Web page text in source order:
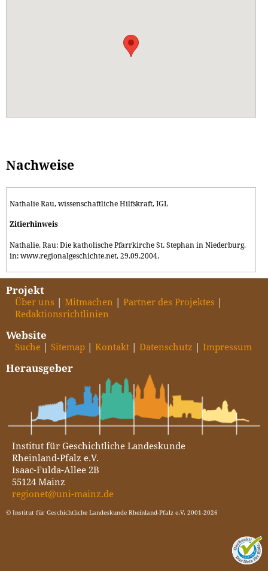
Nachweise
Nathalie Rau, wissenschaftliche Hilfskraft, IGL
Zitierhinweis
Nathalie, Rau: Die katholische Pfarrkirche St. Stephan in Niederburg,
in: www.regionalgeschichte.net, 29.09.2004.
Projekt
Über uns Mitmachen
Partner des Projektes
Redaktionsrichtlinien
Website
Suche Sitemap Kontakt Datenschutz Impressum
Herausgeber
Institut für Geschichtliche Landeskunde
Rheinland-Pfalz e.V.
Isaac-Fulda-Allee 2B
55124 Mainz
regionet@uni-mainz.de
© Institut für Geschichtliche Landeskunde Rheinland-Pfalz e.V. 2001-2026